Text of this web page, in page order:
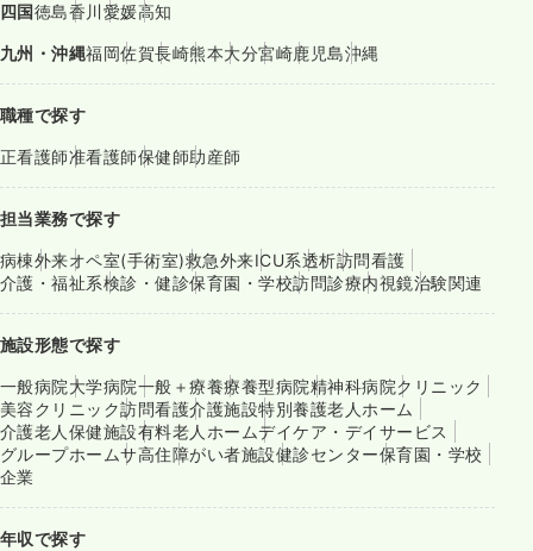
四国徳島香川愛媛高知
九州・沖縄福岡佐賀長崎熊本大分宮崎鹿児島沖縄
職種で探す
正看護師准看護師保健師助産師
担当業務で探す
病棟外来オペ室(手術室)救急外来ICU系透析訪問看護
介護・福祉系検診・健診保育園・学校訪問診療内視鏡治験関連
施設形態で探す
一般病院大学病院一般＋療養療養型病院精神科病院クリニック
美容クリニック訪問看護介護施設特別養護老人ホーム
介護老人保健施設有料老人ホームデイケア・デイサービス
グループホームサ高住障がい者施設健診センター保育園・学校
企業
年収で探す